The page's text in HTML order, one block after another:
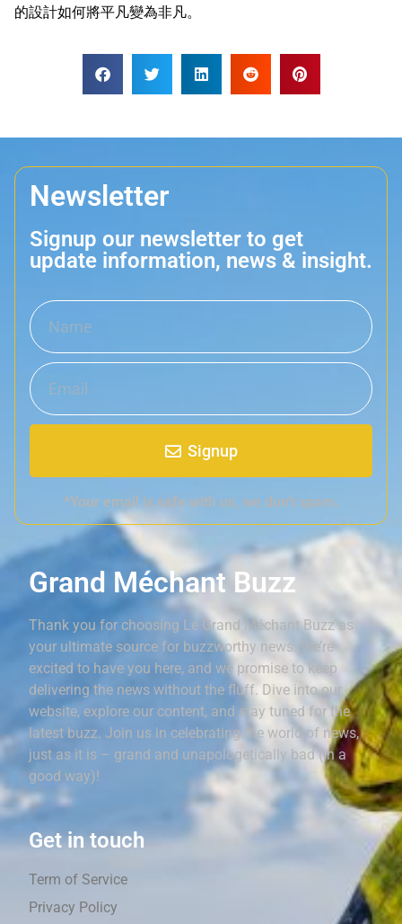
的設計如何將平凡變為非凡。
Newsletter
Signup our newsletter to get
update information, news & insight.
Signup
*Your email is safe with us, we don't spam.
Grand Méchant Buzz
Thank you for choosing Le Grand Méchant Buzz as
your ultimate source for buzzworthy news. We’re
excited to have you here, and we promise to keep
delivering the news without the fluff. Dive into our
website, explore our content, and stay tuned for the
latest buzz. Join us in celebrating the world of news,
just as it is – grand and unapologetically bad (in a
good way)!
Get in touch
Term of Service
Privacy Policy